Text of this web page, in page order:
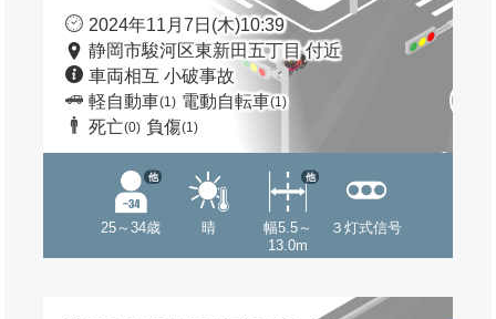
2024年11月7日(木)10:39
静岡市駿河区東新田五丁目 付近
車両相互 小破事故
軽自動車(1) 電動自転車(1)
死亡(0) 負傷(1)
25～34歳
他
晴
幅5.5～
13.0m
他
３灯式信号